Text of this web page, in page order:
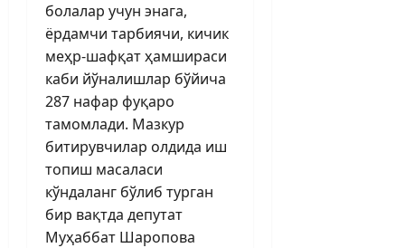
болалар учун энага,
ёрдамчи тарбиячи, кичик
меҳр-шафқат ҳамшираси
каби йўналишлар бўйича
287 нафар фуқаро
тамомлади. Мазкур
битирувчилар олдида иш
топиш масаласи
кўндаланг бўлиб турган
бир вақтда депутат
Муҳаббат Шаропова